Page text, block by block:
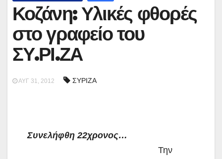
Κοζάνη: Υλικές φθορές
στο γραφείο του
ΣΥ.ΡΙ.ΖΑ
ΑΥΓ 31, 2012 ΣΥΡΙΖΑ
Συνελήφθη 22χρονος…
Την